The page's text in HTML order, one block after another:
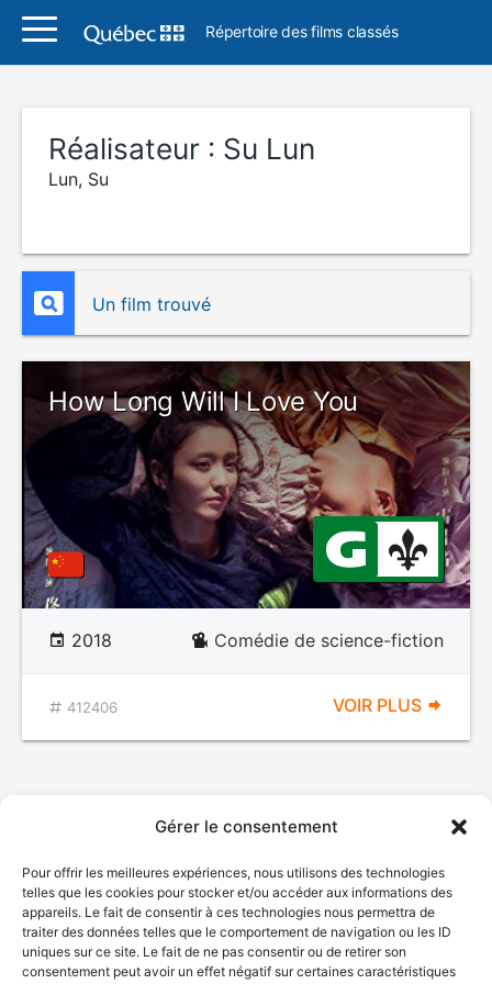
Gérer le consentement
Pour offrir les meilleures expériences, nous utilisons des technologies
telles que les cookies pour stocker et/ou accéder aux informations des
appareils. Le fait de consentir à ces technologies nous permettra de
traiter des données telles que le comportement de navigation ou les ID
uniques sur ce site. Le fait de ne pas consentir ou de retirer son
consentement peut avoir un effet négatif sur certaines caractéristiques
Répertoire des films classés
Réalisateur : Su Lun
Lun, Su
Un film trouvé
How Long Will I Love You
2018 Comédie de science-fiction
412406 VOIR PLUS